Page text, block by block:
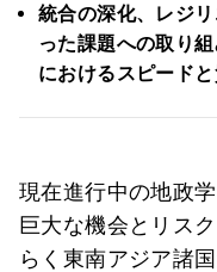
統合の深化、レジ
った課題への取り
におけるスピード
現在進行中の地政
巨大な機会とリス
らく東南アジア諸